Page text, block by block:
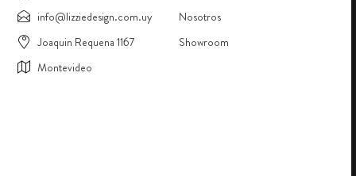
info@lizziedesign.com.uy
Joaquin Requena 1167
Montevideo
Nosotros
Showroom